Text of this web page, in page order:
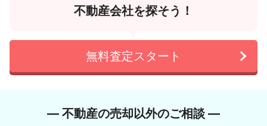
不動産会社を探そう！
無料査定スタート
― 不動産の売却以外のご相談 ―